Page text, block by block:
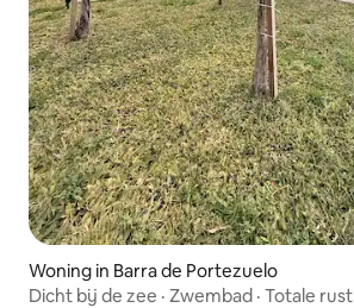
Woning in Barra de Portezuelo
Dicht bij de zee · Zwembad · Totale rust